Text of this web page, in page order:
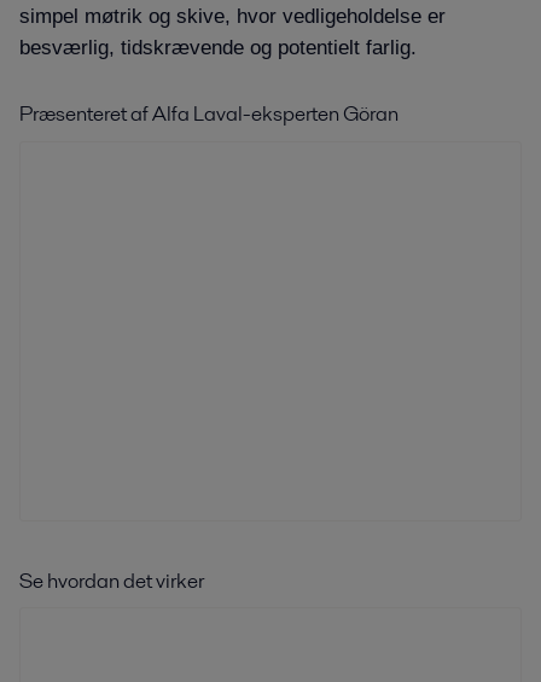
simpel møtrik og skive, hvor vedligeholdelse er
besværlig, tidskrævende og potentielt farlig.
Præsenteret af Alfa Laval-eksperten Göran
Se hvordan det virker